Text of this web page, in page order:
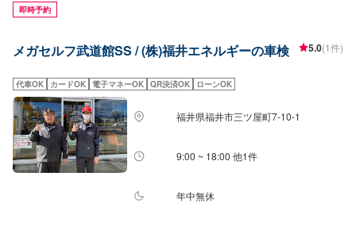
自動車（660cc未満）>N-BOX・ムーブ等車検基本料＋法定費用合計＋保険基
準確認検査料(11,000円＋26,340円＋5,500円)→【42,840円】⚫︎小型乗用車
料(11,000円＋36,250円＋5,500円)→【52,750円】⚫︎中型乗用車（1.0t〜
(11,000円＋44,550円＋5,500円)→【60,950円】⚫︎大型乗用車（1.5t〜2.0t）>
ヴォクシー・クラウン等車検基本料＋法定費用合計＋保険基準確認検査料
(11,000円＋52,750円＋5,500円)→【69,250円】[注意]・輸入車はお断りさせ
ていただきます。・ダブルタイヤの車両は別途11,000円かかります。・3ナ
ンバー車の印紙代は100円増し。・お客様のご依頼による整備・不具合整備
は別料金となります。・電気自動車および一部ハイブリッド車や天然ガス社
は重量税が安くなります。
即時予約
メガセルフ武道館SS / (株)福井エネルギーの車検 5.0(1件)
代車OK カードOK 電子マネーOK QR決済OK ローンOK
福井県福井市三ツ屋町7-10-1
9:00 ~ 18:00 他1件
年中無休